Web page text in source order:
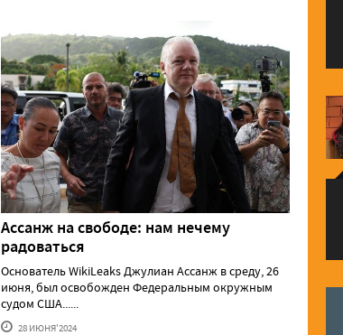
Ассанж на свободе: нам нечему
радоваться
Основатель WikiLeaks Джулиан Ассанж в среду, 26
июня, был освобожден Федеральным окружным
судом США......
28 ИЮНЯ'2024